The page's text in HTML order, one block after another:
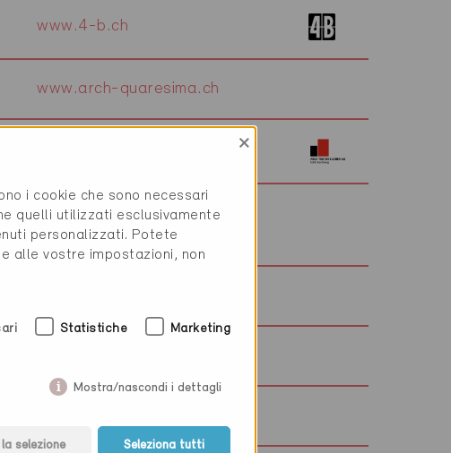
www.4-b.ch
www.arch-quaresima.ch
www.oldani-architektur.ch
×
i cookie che sono necessari
quelli utilizzati esclusivamente
personalizzati. Potete
alle vostre impostazioni, non
Statistiche Marketing
Mostra/nascondi i dettagli
selezione Seleziona tutti